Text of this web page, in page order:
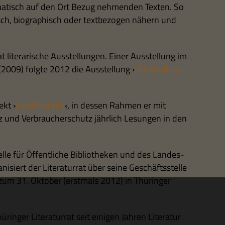
auf den Ort Bezug neh­men­den Tex­ten. So
bio­gra­phisch oder text­be­zo­gen nähern und
lite­ra­ri­sche Aus­stel­lun­gen. Einer Aus­stel­lung im
folgte 2012 die Aus­stel­lung ›Der Grei­fen­
›Lese­fluch­ten‹, in des­sen Rah­men er mit
Ver­brau­cher­schutz jähr­lich Lesun­gen in den
für Öffent­li­che Biblio­the­ken und des Lan­des­
der Lite­ra­tur­rat über seine Geschäfts­stelle
31. Okto­ber (erst­mals 2012) in Thü­rin­ger
Lite­ra­tur­rat seit eini­gen Jah­ren Lite­ra­tur